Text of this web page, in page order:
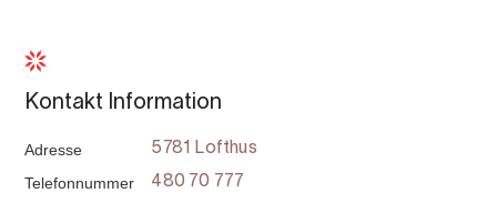
Kontakt Information
Adresse 5781 Lofthus
Telefonnummer 480 70 777